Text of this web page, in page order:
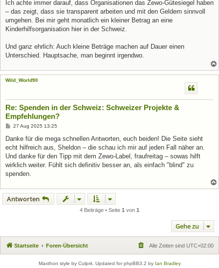
Ich achte immer darauf, dass Organisationen das Zewo-Gütesiegel haben
– das zeigt, dass sie transparent arbeiten und mit den Geldern sinnvoll
umgehen. Bei mir geht monatlich ein kleiner Betrag an eine
Kinderhilfsorganisation hier in der Schweiz.
Und ganz ehrlich: Auch kleine Beträge machen auf Dauer einen
Unterschied. Hauptsache, man beginnt irgendwo.
Wild_World90
Re: Spenden in der Schweiz: Schweizer Projekte &
Empfehlungen?
B
i
r
a
27 Aug 2025 13:25
Danke für die mega schnellen Antworten, euch beiden! Die Seite sieht
echt hilfreich aus, Sheldon – die schau ich mir auf jeden Fall näher an.
Und danke für den Tipp mit dem Zewo-Label, fraufreitag – sowas hilft
wirklich weiter. Fühlt sich definitiv besser an, als einfach "blind" zu
spenden.
Antworten
4 Beiträge • Seite 1 von 1
Gehe zu
Startseite Foren-Übersicht Alle Zeiten sind UTC+02:00
Maxthon style by Culprit. Updated for phpBB3.2 by Ian Bradley